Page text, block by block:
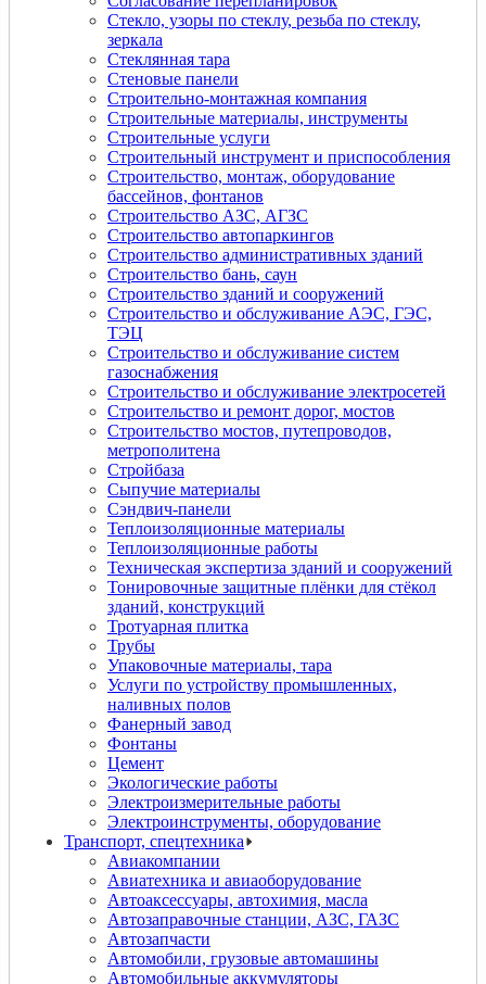
Стекло, узоры по стеклу, резьба по стеклу,
зеркала
Стеклянная тара
Стеновые панели
Строительно-монтажная компания
Строительные материалы, инструменты
Строительные услуги
Строительный инструмент и приспособления
Строительство, монтаж, оборудование
бассейнов, фонтанов
Строительство АЗС, АГЗС
Строительство автопаркингов
Строительство административных зданий
Строительство бань, саун
Строительство зданий и сооружений
Строительство и обслуживание АЭС, ГЭС,
ТЭЦ
Строительство и обслуживание систем
газоснабжения
Строительство и обслуживание электросетей
Строительство и ремонт дорог, мостов
Строительство мостов, путепроводов,
метрополитена
Стройбаза
Сыпучие материалы
Сэндвич-панели
Теплоизоляционные материалы
Теплоизоляционные работы
Техническая экспертиза зданий и сооружений
Тонировочные защитные плёнки для стёкол
зданий, конструкций
Тротуарная плитка
Трубы
Упаковочные материалы, тара
Услуги по устройству промышленных,
наливных полов
Фанерный завод
Фонтаны
Цемент
Экологические работы
Электроизмерительные работы
Электроинструменты, оборудование
Транспорт, спецтехника
Авиакомпании
Авиатехника и авиаоборудование
Автоаксессуары, автохимия, масла
Автозаправочные станции, АЗС, ГАЗС
Автозапчасти
Автомобили, грузовые автомашины
Автомобильные аккумуляторы